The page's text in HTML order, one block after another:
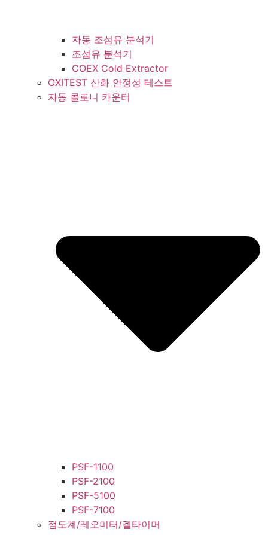
자동 조섬유 분석기
조섬유 분석기
COEX Cold Extractor
OXITEST 산화 안정성 테스트
자동 콜로니 카운터
PSF-1100
PSF-2100
PSF-5100
PSF-7100
점도계/레오미터/겔타이머